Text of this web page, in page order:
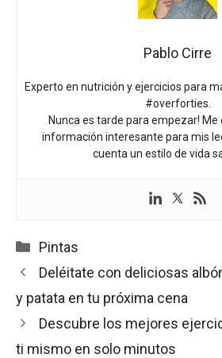
Pablo Cirre
Experto en nutrición y ejercicios para
#overforties.
Nunca es tarde para empezar!
información interesante para mis
cuenta un estilo de vida
Categorías
Pintas
Deléitate con deliciosas
y patata en tu próxima cena
Descubre los mejores
ti mismo en solo minutos